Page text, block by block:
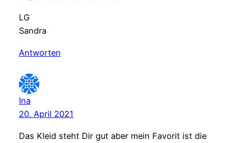
LG
Sandra
Antworten
Ina
20. April 2021
Das Kleid steht Dir gut aber mein Favorit ist die